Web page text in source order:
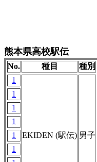
熊本県高校駅伝
No. 種目 種別
1
EKIDEN (駅伝) 男子
1
1
1
1
1